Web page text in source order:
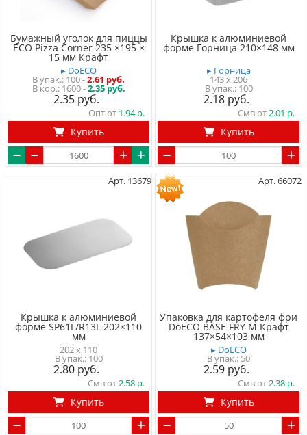
Бумажный уголок для пиццы
ECO Pizza Corner 235 ×195 ×
15 мм Крафт
▸ DoECO
100-2.61 руб.
1600 -2.35 руб.
2.35
Опт от 1.94
Купить
Крышка к алюминиевой
форме Горница 210×148 мм
▸ Горница
143 x 206
100
2.18
Смв от2.01
Купить
Арт. 13679
Крышка к алюминиевой
форме SP61L/R13L 202×110
мм
202 x 110
100
2.80
Смв от2.58
Купить
Арт. 66072
Упаковка для картофеля фри
DoECO BASE FRY M Крафт
137×54×103 мм
▸ DoECO
50
2.59
Смв от2.38
Купить